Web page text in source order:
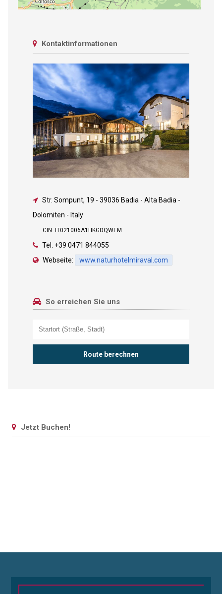
Kontaktinformationen
Str. Sompunt, 19 - 39036 Badia - Alta Badia -
Dolomiten - Italy
CIN: IT021006A1HKGDQWEM
Tel. +39 0471 844055
Webseite:
www.naturhotelmiraval.com
So erreichen Sie uns
Jetzt Buchen!